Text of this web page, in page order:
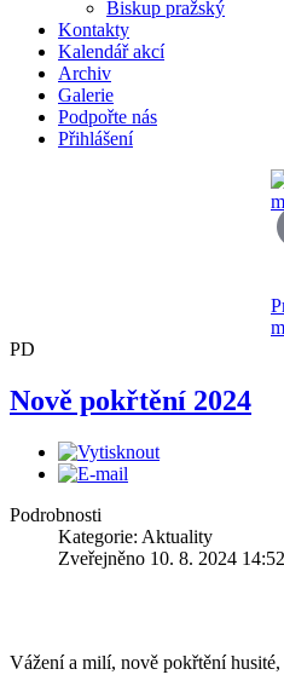
Biskup pražský
Kontakty
Kalendář akcí
Archiv
Galerie
Podpořte nás
Přihlášení
PD
Nově pokřtění 2024
Podrobnosti
Kategorie: Aktuality
Zveřejněno 10. 8. 2024 14:52
Vážení a milí, nově pokřtění